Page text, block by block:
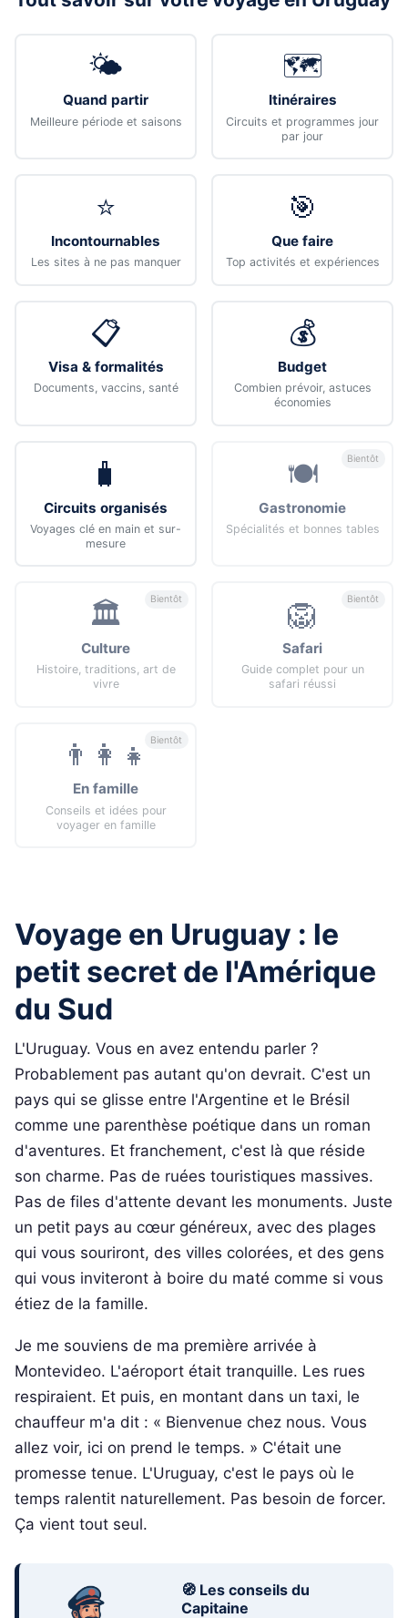
🌤️
Quand partir
Meilleure période et saisons
🗺️
Itinéraires
Circuits et programmes jour
par jour
⭐
Incontournables
Les sites à ne pas manquer
🎯
Que faire
Top activités et expériences
📋
Visa & formalités
Documents, vaccins, santé
💰
Budget
Combien prévoir, astuces
économies
🧳
Circuits organisés
Voyages clé en main et sur-
mesure
🍽️
Gastronomie
Spécialités et bonnes tables
Bientôt
🏛️
Culture
Histoire, traditions, art de
vivre
Bientôt 🦁
Safari
Guide complet pour un
safari réussi
Bientôt
👨‍👩‍👧
En famille
Conseils et idées pour
voyager en famille
Bientôt
Voyage en Uruguay : le
petit secret de l'Amérique
du Sud
L'Uruguay. Vous en avez entendu parler ?
Probablement pas autant qu'on devrait. C'est un
pays qui se glisse entre l'Argentine et le Brésil
comme une parenthèse poétique dans un roman
d'aventures. Et franchement, c'est là que réside
son charme. Pas de ruées touristiques massives.
Pas de files d'attente devant les monuments. Juste
un petit pays au cœur généreux, avec des plages
qui vous souriront, des villes colorées, et des gens
qui vous inviteront à boire du maté comme si vous
étiez de la famille.
Je me souviens de ma première arrivée à
Montevideo. L'aéroport était tranquille. Les rues
respiraient. Et puis, en montant dans un taxi, le
chauffeur m'a dit : « Bienvenue chez nous. Vous
allez voir, ici on prend le temps. » C'était une
promesse tenue. L'Uruguay, c'est le pays où le
temps ralentit naturellement. Pas besoin de forcer.
Ça vient tout seul.
🧭 Les conseils du
Capitaine